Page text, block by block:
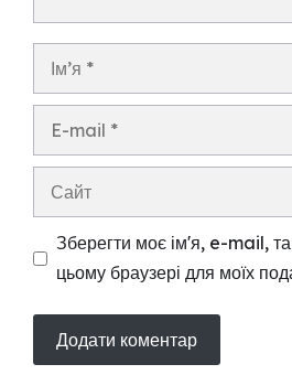
Ім’я
Сайт
Зберегти моє ім'я, e-mail,
цьому браузері для моїх